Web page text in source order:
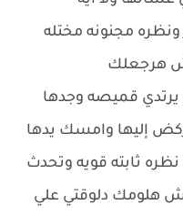
ونظره مجنونه مختله
هرجعلك
قميصه وجدها
إليها وامسك يدها
ثابته قويه وتحدث
هلومك دلوقتي علي